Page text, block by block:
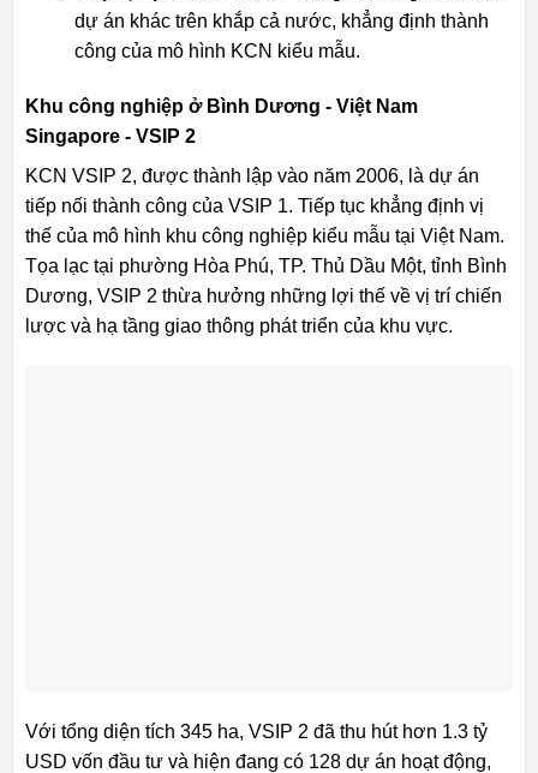
dự án khác trên khắp cả nước, khẳng định thành
công của mô hình KCN kiểu mẫu.
Khu công nghiệp ở Bình Dương -Việt Nam
Singapore - VSIP 2
KCN VSIP 2, được thành lập vào năm 2006, là dự án
tiếp nối thành công của VSIP 1. Tiếp tục khẳng định vị
thế của mô hình khu công nghiệp kiểu mẫu tại Việt Nam.
Tọa lạc tại phường Hòa Phú, TP. Thủ Dầu Một, tỉnh Bình
Dương, VSIP 2 thừa hưởng những lợi thế về vị trí chiến
lược và hạ tầng giao thông phát triển của khu vực.
Với tổng diện tích 345 ha, VSIP 2 đã thu hút hơn 1.3 tỷ
USD vốn đầu tư và hiện đang có 128 dự án hoạt động,